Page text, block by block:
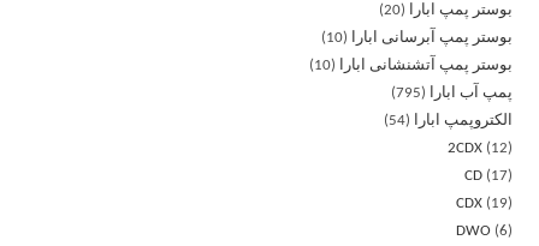
بوستر پمپ ابارا
20
بوستر پمپ آبرسانی ابارا
10
بوستر پمپ آتشنشانی ابارا
10
پمپ آب ابارا
795
الکتروپمپ ابارا
54
2CDX
12
CD
17
CDX
19
DWO
6